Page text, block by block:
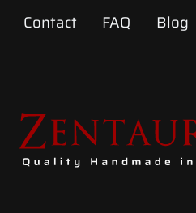
Contact FAQ Blog